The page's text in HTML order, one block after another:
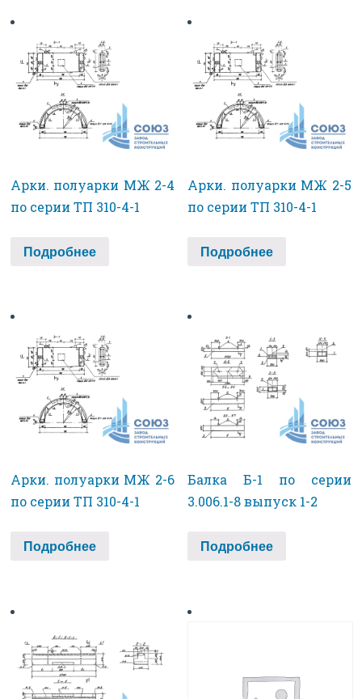
Арки. полуарки МЖ 2-4
по серии ТП 310-4-1
Подробнее
Арки. полуарки МЖ 2-5
по серии ТП 310-4-1
Подробнее
Арки. полуарки МЖ 2-6
по серии ТП 310-4-1
Подробнее
Балка Б-1 по серии
3.006.1-8 выпуск 1-2
Подробнее